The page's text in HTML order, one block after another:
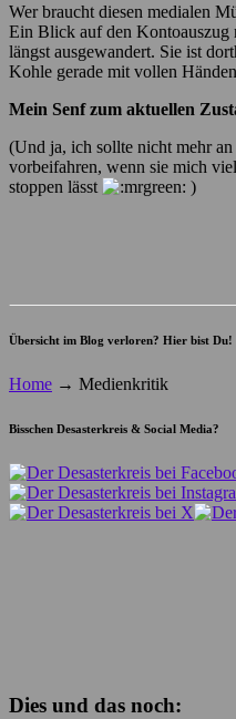
Wer braucht diesen medialen
Ein Blick auf den
längst ausgewandert. Sie ist
Kohle gerade mit vollen
Mein Senf zum aktuellen
(Und ja, ich sollte nicht mehr
vorbeifahren, wenn sie mich
stoppen lässt
)
Übersicht im Blog verloren? Hier bist Du!
Home → Medienkritik
Bisschen Desasterkreis & Social Media?
Dies und das noch: